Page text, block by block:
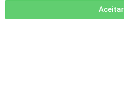
Aceitar